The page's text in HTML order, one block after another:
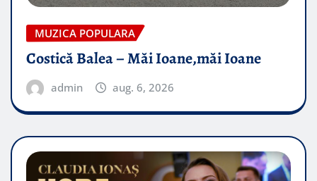
MUZICA POPULARA
Costică Balea – Măi Ioane,măi Ioane
admin aug. 6, 2026